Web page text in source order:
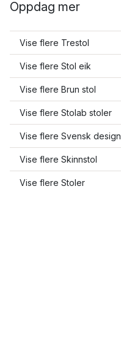
Oppdag mer
Vise flere Trestol
Vise flere Stol eik
Vise flere Brun stol
Vise flere Stolab stoler
Vise flere Svensk design
Vise flere Skinnstol
Vise flere Stoler